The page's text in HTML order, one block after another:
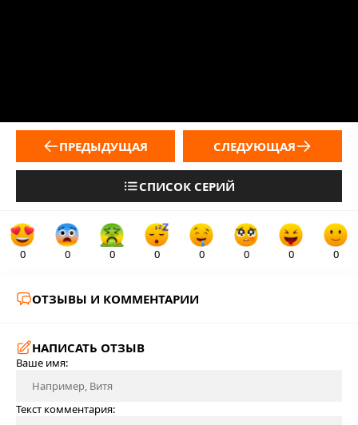
ПРЕДЫДУЩАЯ
СПИСОК СЕРИЙ
СЛЕДУЮЩАЯ
0 0 0 0 0 0 0 0
ОТЗЫВЫ И КОММЕНТАРИИ
НАПИСАТЬ ОТЗЫВ
Ваше имя:
Текст комментария: